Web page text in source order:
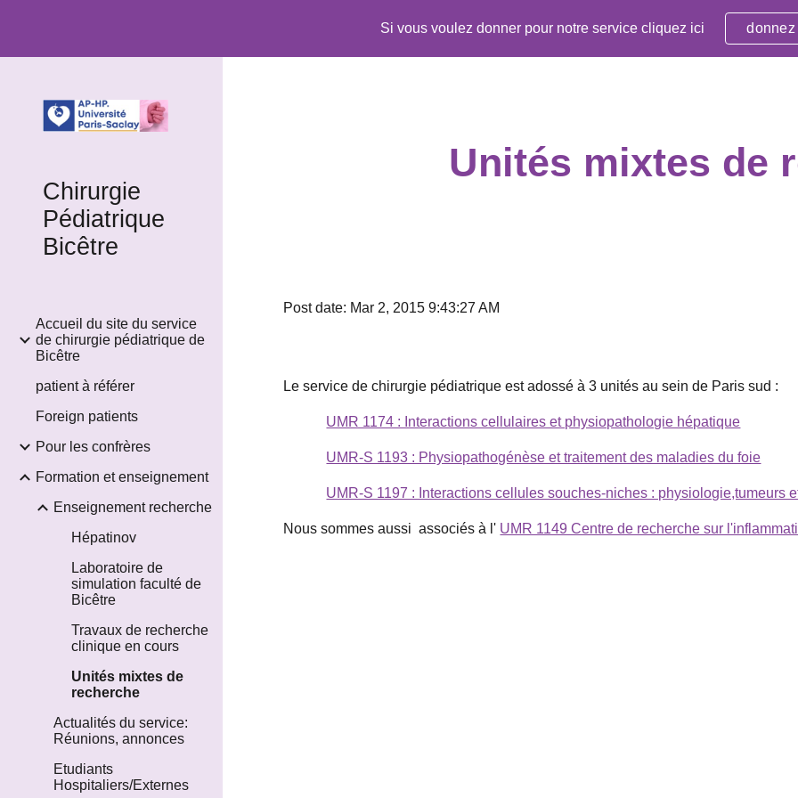
Skip to main content Skip to
Si vous voulez donner pour notre service cliquez ici donnez
Chirurgie
Pédiatrique
Bicêtre
Accueil du site du service
de chirurgie pédiatrique de
Bicêtre
patient à référer
Foreign patients
Pour les confrères
Formation et enseignement
Enseignement recherche
Hépatinov
Laboratoire de
simulation faculté de
Bicêtre
Travaux de recherche
clinique en cours
Unités mixtes de
recherche
Actualités du service:
Réunions, annonces
Etudiants
Hospitaliers/Externes
Unités mixtes de
Post date: Mar 2, 2015 9:43:27 AM
Le service de chirurgie pédiatrique est adossé à 3 unités au sein de Paris sud :
UMR 1174 : Interactions cellulaires et physiopathologie hépatique
UMR-S 1193 : Physiopathogénèse et traitement des maladies du foie
UMR-S 1197 : Interactions cellules souches-niches : physiologie,tumeurs
Nous sommes aussi  associés à l' UMR 1149 Centre de recherche sur